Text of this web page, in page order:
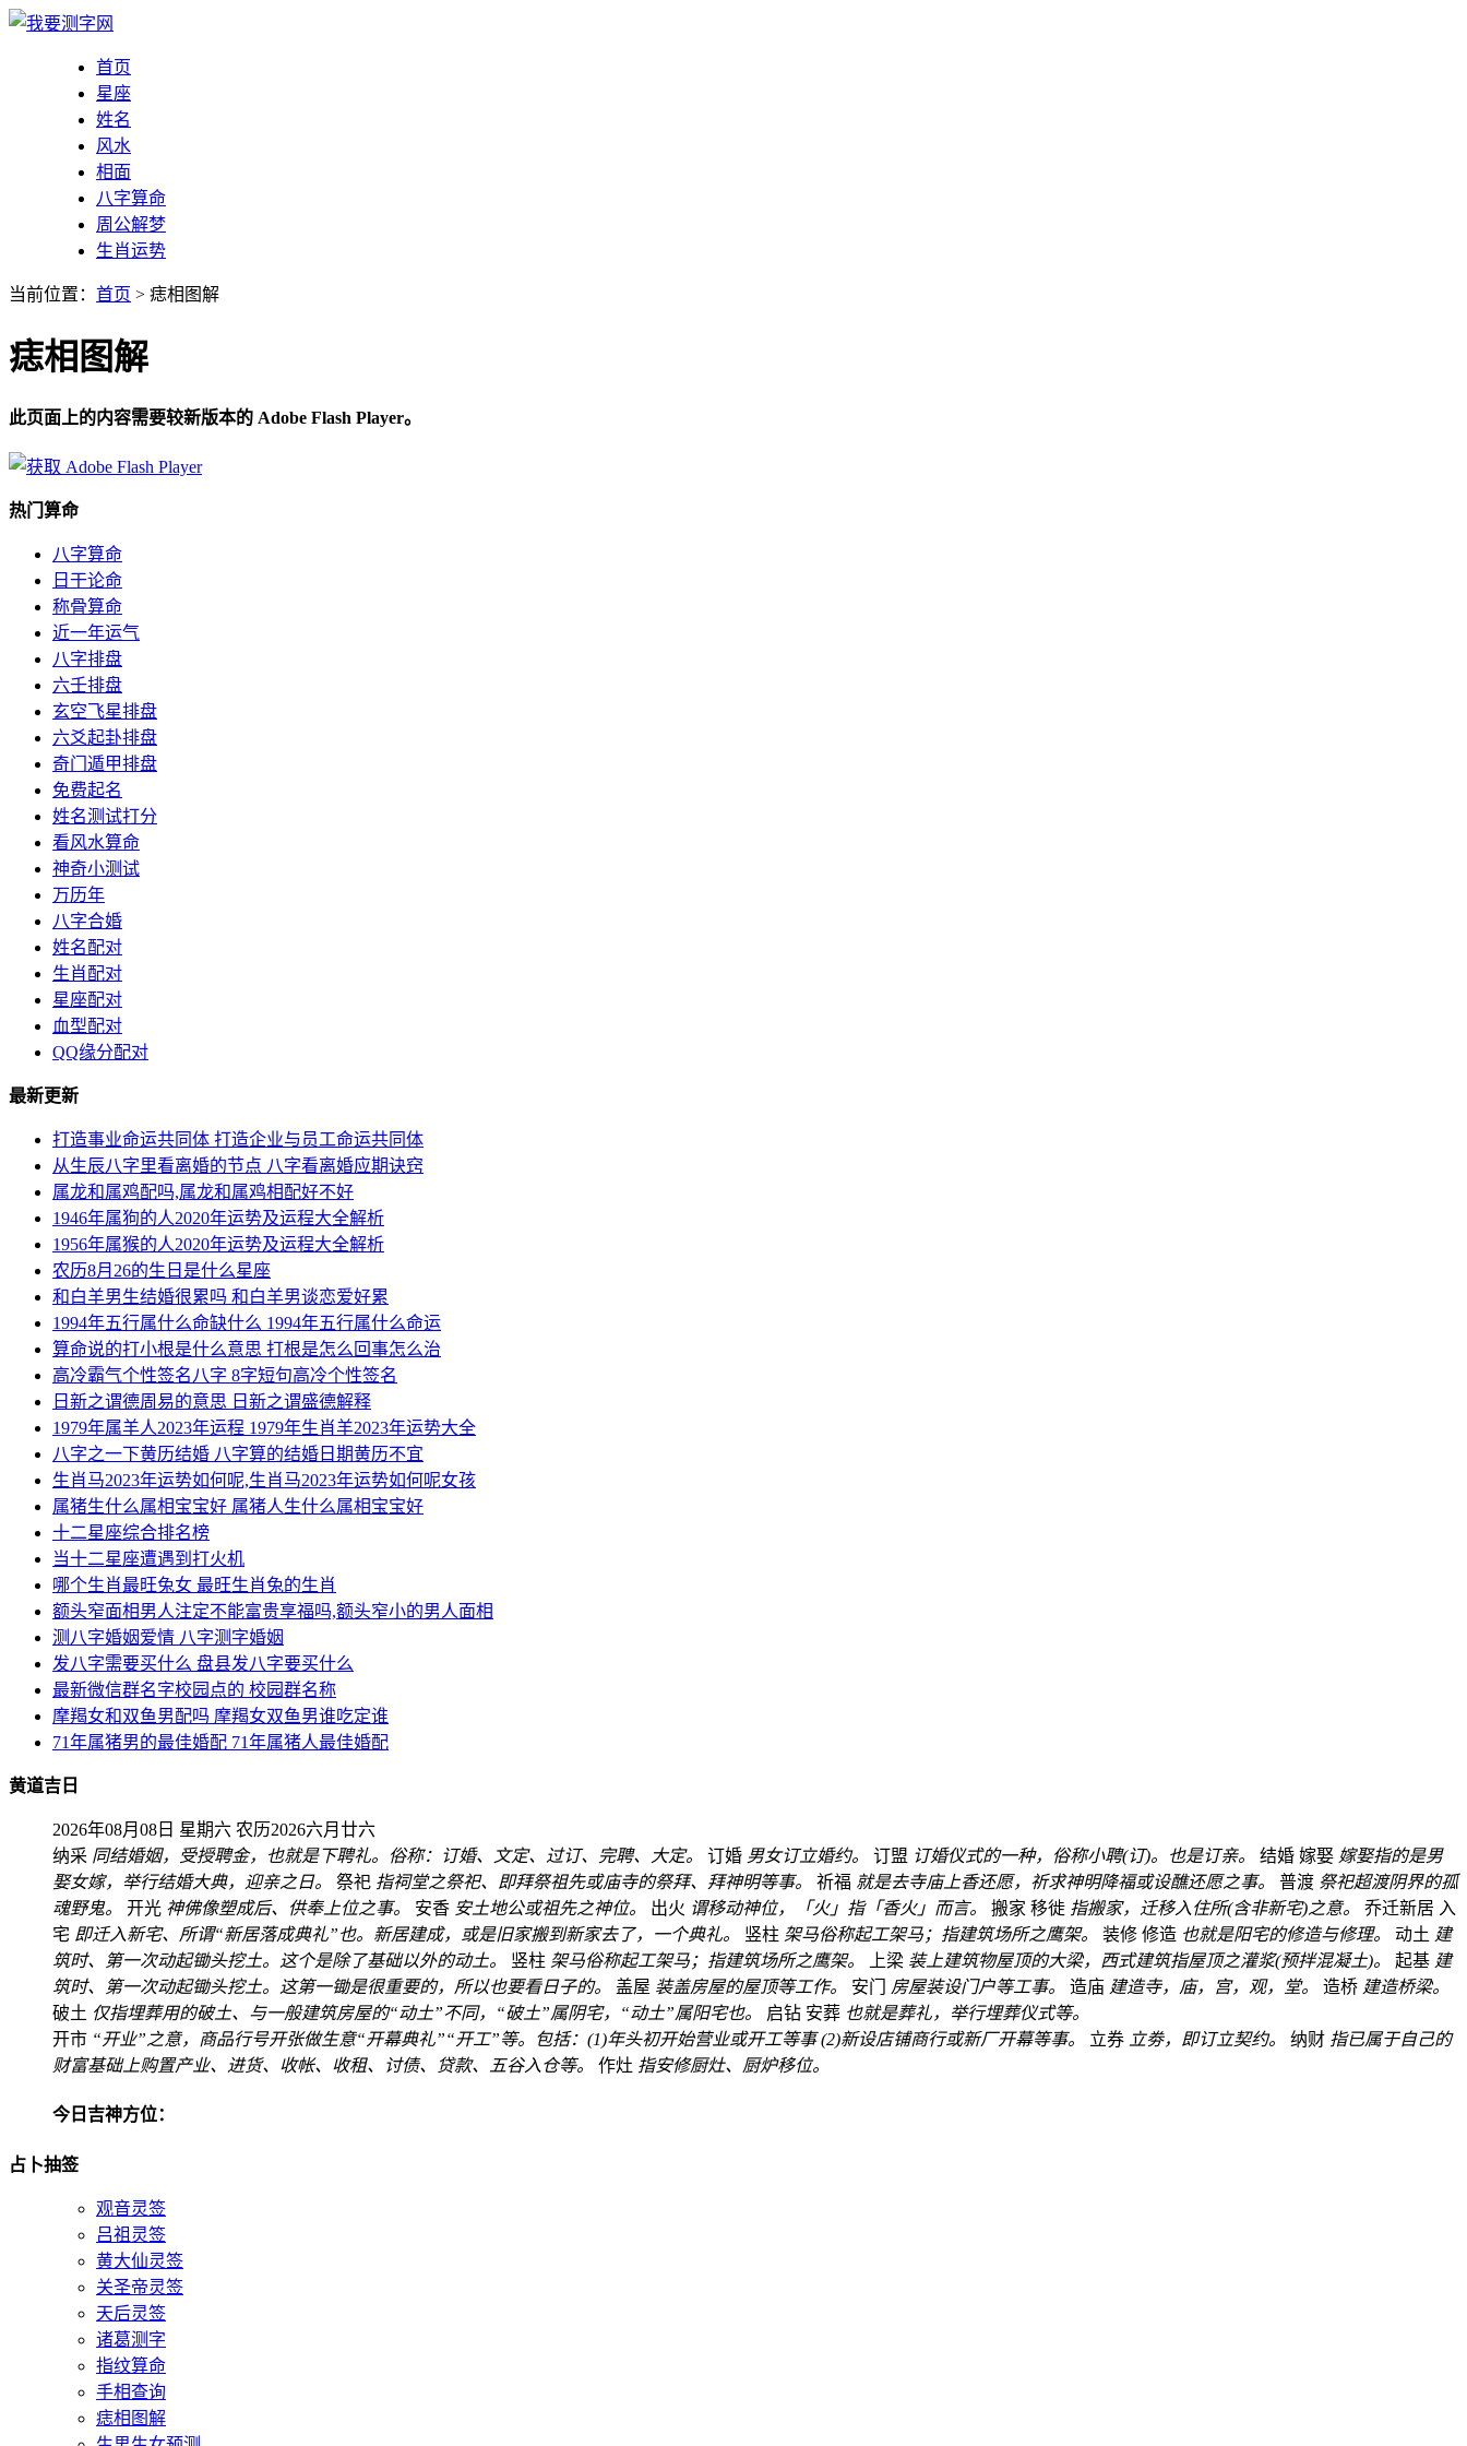
首页
星座
姓名
风水
相面
八字算命
周公解梦
生肖运势
当前位置： 首页 > 痣相图解
痣相图解
此页面上的内容需要较新版本的 Adobe Flash Player。
热门算命
八字算命
日干论命
称骨算命
近一年运气
八字排盘
六壬排盘
玄空飞星排盘
六爻起卦排盘
奇门遁甲排盘
免费起名
姓名测试打分
看风水算命
神奇小测试
万历年
八字合婚
姓名配对
生肖配对
星座配对
血型配对
QQ缘分配对
最新更新
打造事业命运共同体 打造企业与员工命运共同体
从生辰八字里看离婚的节点 八字看离婚应期诀窍
属龙和属鸡配吗,属龙和属鸡相配好不好
1946年属狗的人2020年运势及运程大全解析
1956年属猴的人2020年运势及运程大全解析
农历8月26的生日是什么星座
和白羊男生结婚很累吗 和白羊男谈恋爱好累
1994年五行属什么命缺什么 1994年五行属什么命运
算命说的打小根是什么意思 打根是怎么回事怎么治
高冷霸气个性签名八字 8字短句高冷个性签名
日新之谓德周易的意思 日新之谓盛德解释
1979年属羊人2023年运程 1979年生肖羊2023年运势大全
八字之一下黄历结婚 八字算的结婚日期黄历不宜
生肖马2023年运势如何呢,生肖马2023年运势如何呢女孩
属猪生什么属相宝宝好 属猪人生什么属相宝宝好
十二星座综合排名榜
当十二星座遭遇到打火机
哪个生肖最旺兔女 最旺生肖兔的生肖
额头窄面相男人注定不能富贵享福吗,额头窄小的男人面相
测八字婚姻爱情 八字测字婚姻
发八字需要买什么 盘县发八字要买什么
最新微信群名字校园点的 校园群名称
摩羯女和双鱼男配吗 摩羯女双鱼男谁吃定谁
71年属猪男的最佳婚配 71年属猪人最佳婚配
黄道吉日
2026年08月08日 星期六 农历2026六月廿六
纳采 同结婚姻，受授聘金，也就是下聘礼。俗称：订婚、文定、过订、完聘、大定。 订婚 男女订立婚约。 订盟 订婚仪式的一种，俗称小聘(订)。也是订亲。 结婚 嫁娶 嫁娶指的是男
娶女嫁，举行结婚大典，迎亲之日。
祭祀 指祠堂之祭祀、即拜祭祖先或庙寺的祭拜、拜神明等事。 祈福 就是去寺庙上香还愿，祈求神明降福或设醮还愿之事。 普渡 祭祀超渡阴界的孤
魂野鬼。
开光 神佛像塑成后、供奉上位之事。 安香 安土地公或祖先之神位。 出火 谓移动神位，「火」指「香火」而言。 搬家 移徙 指搬家，迁移入住所(含非新宅)之意。 乔迁新居 入
宅 即迁入新宅、所谓“新居落成典礼”也。新居建成，或是旧家搬到新家去了，一个典礼。 竖柱 架马俗称起工架马；指建筑场所之鹰架。 装修 修造 也就是阳宅的修造与修理。 动土 建
筑时、第一次动起锄头挖土。这个是除了基础以外的动土。
竖柱 架马俗称起工架马；指建筑场所之鹰架。 上梁 装上建筑物屋顶的大梁，西式建筑指屋顶之灌浆(预拌混凝土)。 起基 建
筑时、第一次动起锄头挖土。这第一锄是很重要的，所以也要看日子的。
盖屋 装盖房屋的屋顶等工作。 安门 房屋装设门户等工事。 造庙 建造寺，庙，宫，观，堂。 造桥 建造桥梁。
破土 仅指埋葬用的破土、与一般建筑房屋的“动土”不同，“破土”属阴宅，“动土”属阳宅也。 启钻 安葬 也就是葬礼，举行埋葬仪式等。
开市 “开业”之意，商品行号开张做生意“开幕典礼”“开工”等。包括：(1)年头初开始营业或开工等事 (2)新设店铺商行或新厂开幕等事。 立券 立劵，即订立契约。 纳财 指已属于自己的
财富基础上购置产业、进货、收帐、收租、讨债、贷款、五谷入仓等。
作灶 指安修厨灶、厨炉移位。
今日吉神方位：
占卜抽签
观音灵签
吕祖灵签
黄大仙灵签
关圣帝灵签
天后灵签
诸葛测字
指纹算命
手相查询
痣相图解